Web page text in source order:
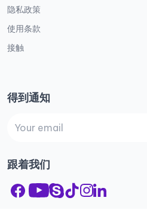
隐私政策
使用条款
接触
得到通知
跟着我们